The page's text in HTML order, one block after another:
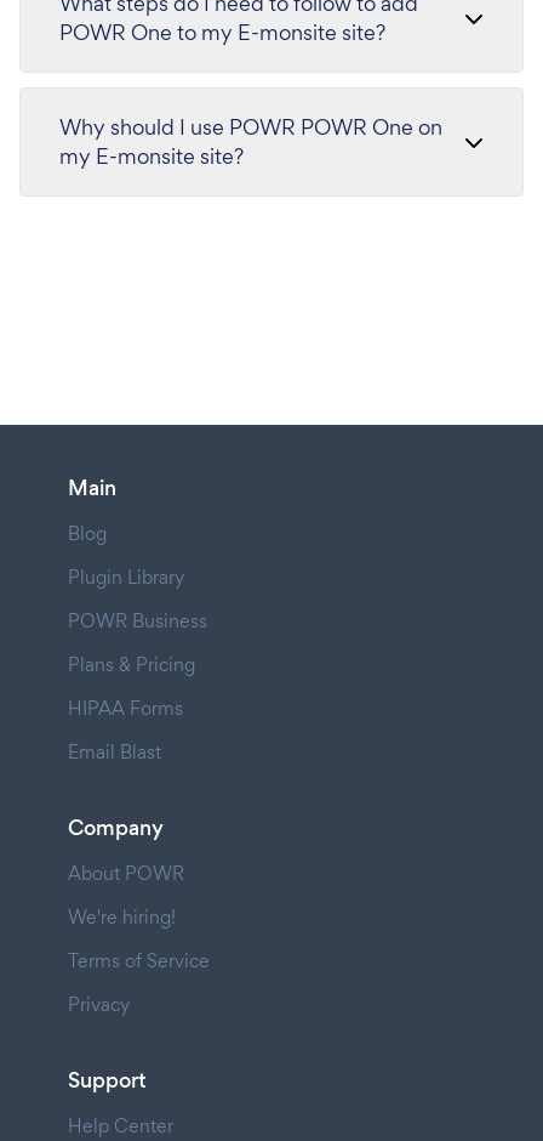
POWR One to my E-monsite site?
Why should I use POWR POWR One on
my E-monsite site?
Main
Blog
Plugin Library
POWR Business
Plans & Pricing
HIPAA Forms
Email Blast
Company
About POWR
We're hiring!
Terms of Service
Privacy
Support
Help Center